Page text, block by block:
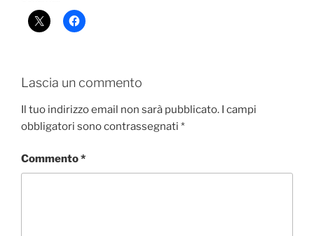
Lascia un commento
Il tuo indirizzo email non sarà pubblicato. I campi
obbligatori sono contrassegnati *
Commento*